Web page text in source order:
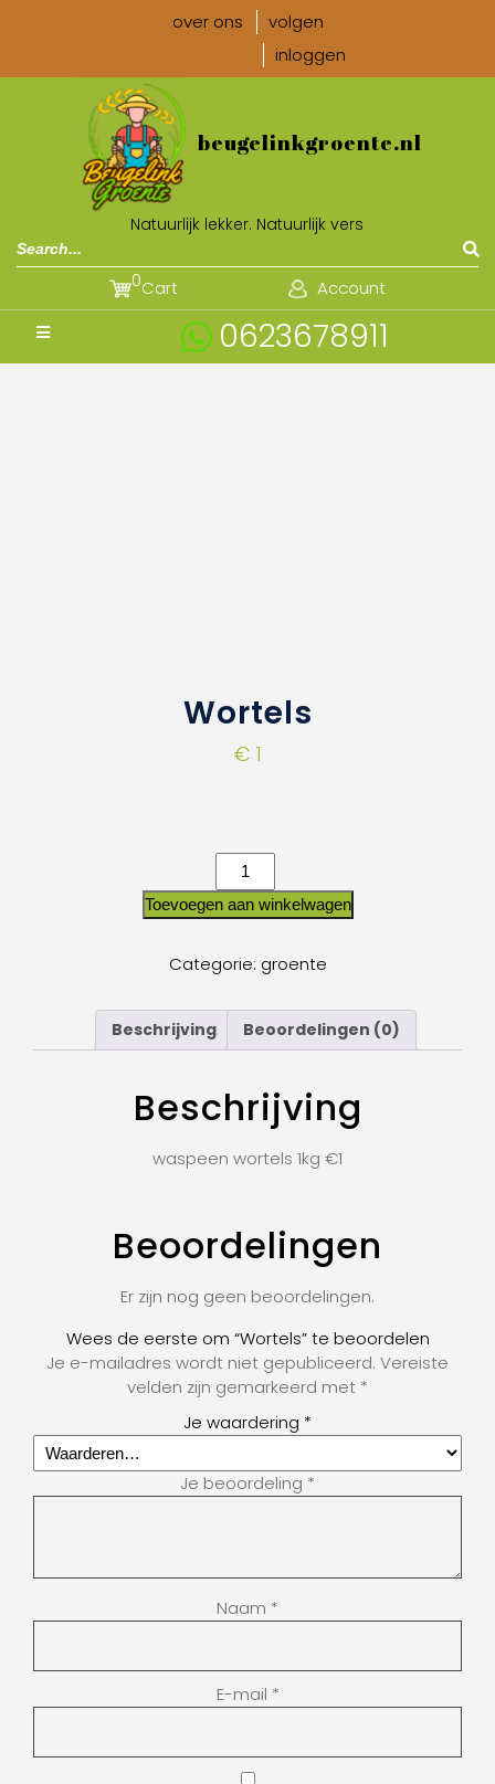
over ons
volgen
inloggen
beugelinkgroente.nl
Natuurlijk lekker. Natuurlijk vers
Cart
0 Account
0623678911
Wortels
€1
Toevoegen aan winkelwagen
Categorie: groente
Beschrijving Beoordelingen (0)
Beschrijving
waspeen wortels 1kg €1
Beoordelingen
Er zijn nog geen beoordelingen.
Wees de eerste om “Wortels” te beoordelen
Je e-mailadres wordt niet gepubliceerd. Vereiste
velden zijn gemarkeerd met *
Je waardering *
Je beoordeling *
Naam *
E-mail *